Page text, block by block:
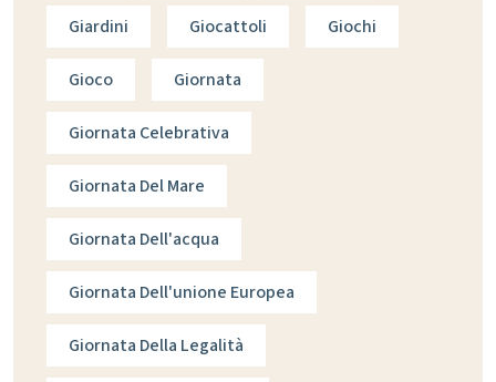
Giardini Giocattoli Giochi
Gioco Giornata
Giornata Celebrativa
Giornata Del Mare
Giornata Dell'acqua
Giornata Dell'unione Europea
Giornata Della Legalità